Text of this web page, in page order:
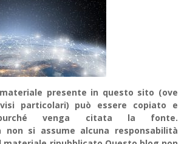
materiale presente in questo sito (ove
particolari) può essere copiato e
purché venga citata la fonte.
non si assume alcuna responsabilità